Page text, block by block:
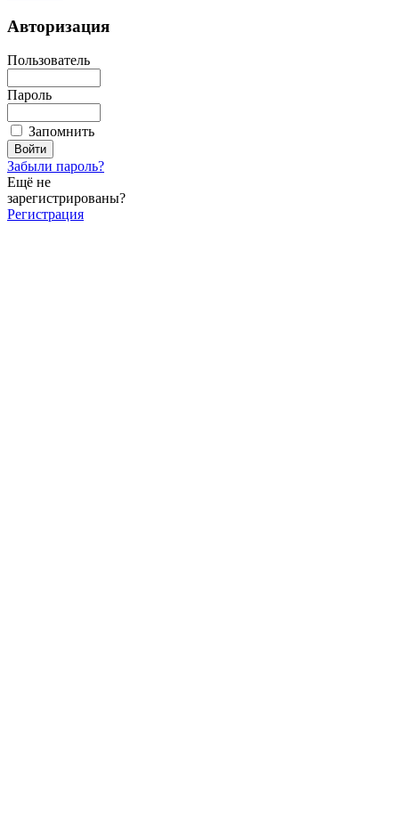
Авторизация
Пользователь
Пароль
Запомнить
Забыли пароль?
Ещё не
зарегистрированы?
Регистрация